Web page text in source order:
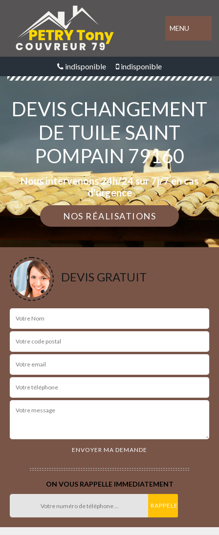
MENU
indisponible indisponible
DEVIS CHANGEMENT
DE TUILE SAINT
POMPAIN 79160
Nous intervenons 24h/24 sur 7j/7 en cas
d'urgence
NOS RÉALISATIONS
DEVIS GRATUIT
ON VOUS RAPPELLE IMMEDIATEMENT